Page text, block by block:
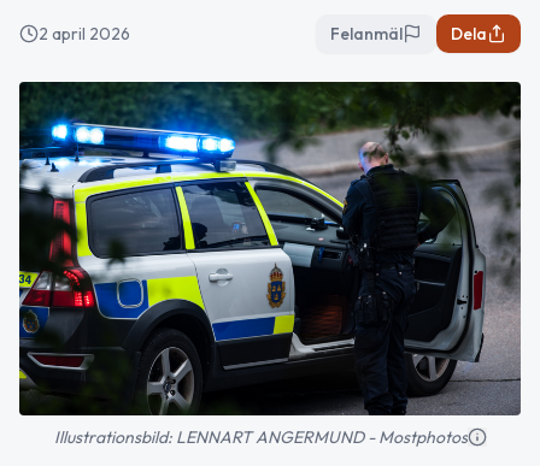
2 april 2026 Felanmäl Dela
Illustrationsbild: LENNART ANGERMUND - Mostphotos